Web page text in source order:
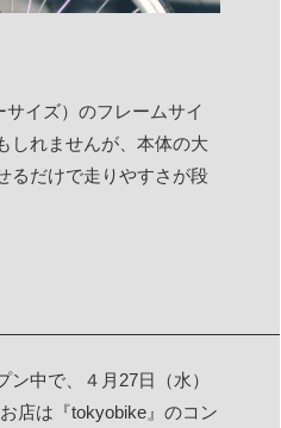
イズ）のフレームサイ
しれませんが、本体の大
るだけで走りやすさが段
中で、４月27日（水）
店は『tokyobike』のコン